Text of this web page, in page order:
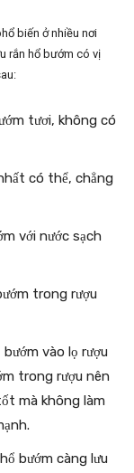
biến ở nhiều nơi
rắn hổ bướm có vị
tươi, không có
có thể, chẳng
với nước sạch
trong rượu
vào lọ rượu
trong rượu nên
mà không làm
bướm càng lưu